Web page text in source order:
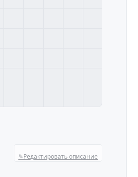
✎Редактировать описание